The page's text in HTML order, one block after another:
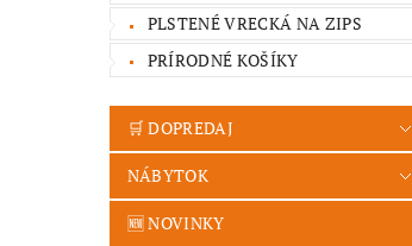
PLSTENÉ VRECKÁ NA ZIPS
PRÍRODNÉ KOŠÍKY
🛒 DOPREDAJ
NÁBYTOK
🆕 NOVINKY